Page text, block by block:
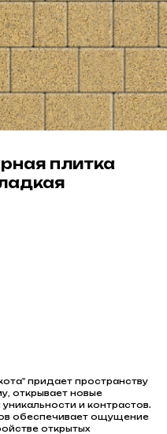
плитка
придает пространству
открывает новые
и контрастов.
обеспечивает ощущение
открытых